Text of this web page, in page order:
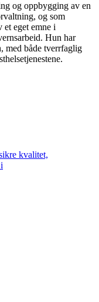
og oppbygging av en
og som
eget emne i
Hun har
med både tverrfaglig
kvalitet,